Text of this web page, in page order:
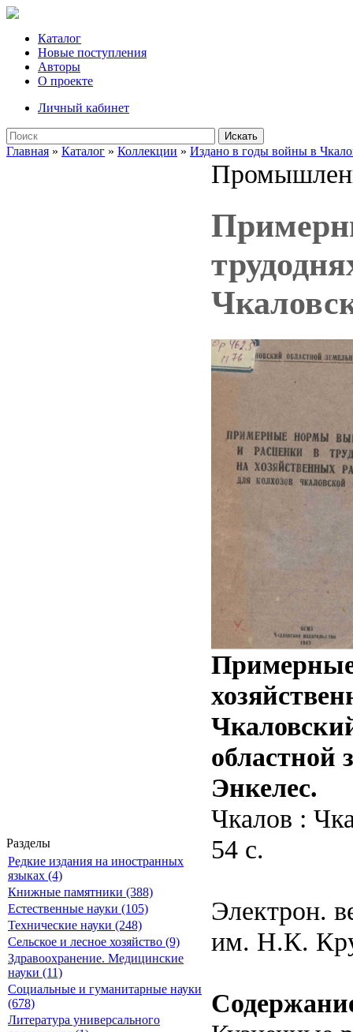
Каталог
Новые поступления
Авторы
О проекте
Личный кабинет
Искать
Главная » Каталог » Коллекции » Издано в годы войны в
Разделы
Редкие издания на иностранных
языках (4)
Книжные памятники (388)
Естественные науки (105)
Технические науки (248)
Сельское и лесное хозяйство (9)
Здравоохранение. Медицинские
науки (11)
Социальные и гуманитарные науки
(678)
Литература универсального
областной
Энкелес.
Чкалов :
54 с.
Электрон.
им. Н.К.